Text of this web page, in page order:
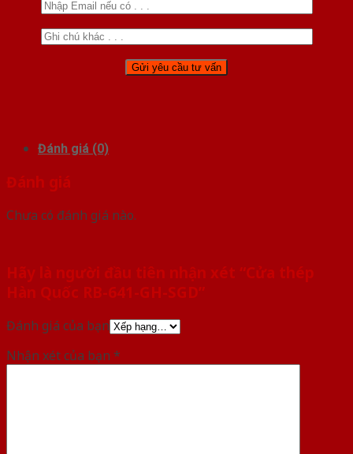
Đánh giá (0)
Đánh giá
Chưa có đánh giá nào.
Hãy là người đầu tiên nhận xét “Cửa thép
Hàn Quốc RB-641-GH-SGD”
Đánh giá của bạn
Nhận xét của bạn *